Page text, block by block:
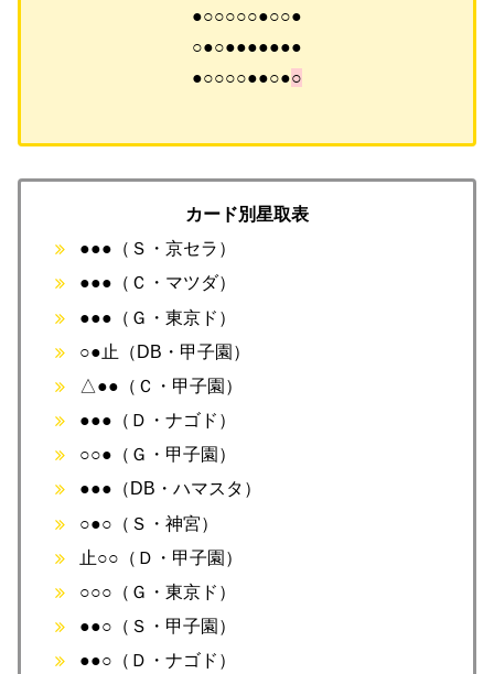
●○○○○○●○○●
○●○●●●●●●●
●○○○○●●○●○
カード別星取表
●●●（Ｓ・京セラ）
●●●（Ｃ・マツダ）
●●●（Ｇ・東京ド）
○●止（DB・甲子園）
△●●（Ｃ・甲子園）
●●●（Ｄ・ナゴド）
○○●（Ｇ・甲子園）
●●●（DB・ハマスタ）
○●○（Ｓ・神宮）
止○○（Ｄ・甲子園）
○○○（Ｇ・東京ド）
●●○（Ｓ・甲子園）
●●○（Ｄ・ナゴド）